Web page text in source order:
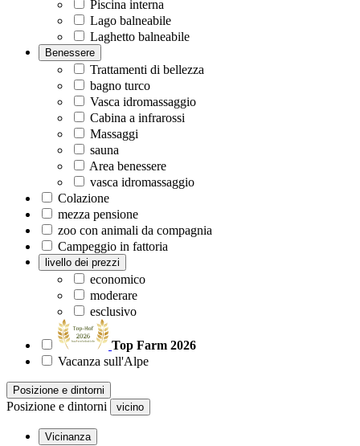
Piscina interna
Lago balneabile
Laghetto balneabile
Benessere
Trattamenti di bellezza
bagno turco
Vasca idromassaggio
Cabina a infrarossi
Massaggi
sauna
Area benessere
vasca idromassaggio
Colazione
mezza pensione
zoo con animali da compagnia
Campeggio in fattoria
livello dei prezzi
economico
moderare
esclusivo
Top Farm 2026
Vacanza sull'Alpe
Posizione e dintorni
Posizione e dintorni vicino
Vicinanza